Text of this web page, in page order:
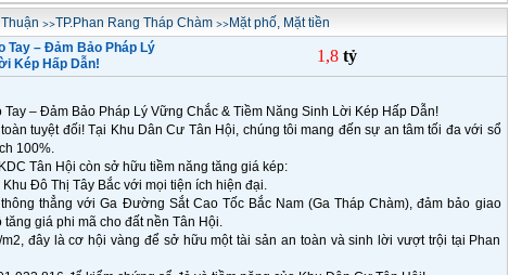
>>TP.Phan Rang Tháp Chàm>>Mặt phố, Mặt tiền
Tay – Đảm Bảo Pháp Lý
Kép Hấp Dẫn!
1,8 tỷ
– Đảm Bảo Pháp Lý Vững Chắc & Tiềm Năng Sinh Lời Kép Hấp Dẫn!
tuyệt đối! Tại Khu Dân Cư Tân Hội, chúng tôi mang đến sự an tâm tối đa với sổ
100%.
Tân Hội còn sở hữu tiềm năng tăng giá kép:
Đô Thị Tây Bắc với mọi tiện ích hiện đại.
thẳng với Ga Đường Sắt Cao Tốc Bắc Nam (Ga Tháp Chàm), đảm bảo giao
giá phi mã cho đất nền Tân Hội.
đây là cơ hội vàng để sở hữu một tài sản an toàn và sinh lời vượt trội tại Phan